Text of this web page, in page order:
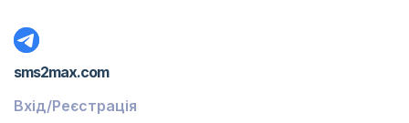
Грузія
Греція
sms2max.com
Вхід/Реєстрація